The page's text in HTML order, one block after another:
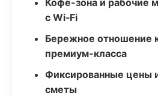
Кофе-зона и рабочие
с Wi‑Fi
Бережное отношение
премиум-класса
Фиксированные цены
сметы